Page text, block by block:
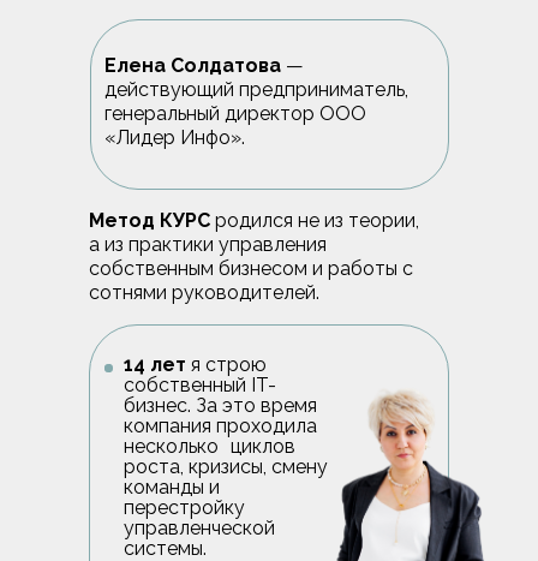
Метод КУРС родился не из теории,
а из практики управления
собственным бизнесом и работы с
сотнями руководителей.
Елена Солдатова —
действующий предприниматель,
генеральный директор ООО
«Лидер Инфо».
14 лет я строю
собственный IT-
бизнес. За это время
компания проходила
несколько циклов
роста, кризисы, смену
команды и
перестройку
управленческой
системы.